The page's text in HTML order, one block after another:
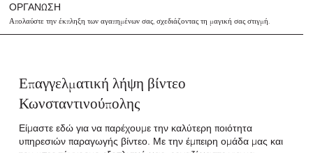
ΟΡΓΑΝΩΣΗ
Απολαύστε την έκπληξη των αγαπημένων σας, σχεδιάζοντας τη μαγική σας στιγμή.
Επαγγελματική λήψη βίντεο
Κωνσταντινούπολης
Είμαστε εδώ για να παρέχουμε την καλύτερη ποιότητα
υπηρεσιών παραγωγής βίντεο. Με την έμπειρη ομάδα μας και